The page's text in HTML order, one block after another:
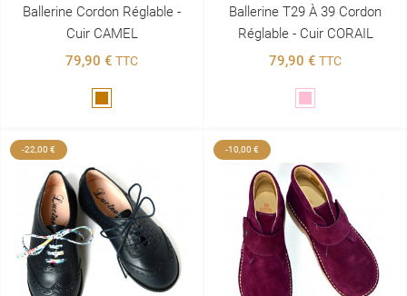
Ballerine Cordon Réglable -
Cuir CAMEL
79,90 € TTC
Ballerine T29 À 39 Cordon
Réglable - Cuir CORAIL
79,90 € TTC
-22,00 € -10,00 €